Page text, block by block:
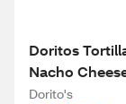
Doritos
Nacho
2.75 oz
Dorito's